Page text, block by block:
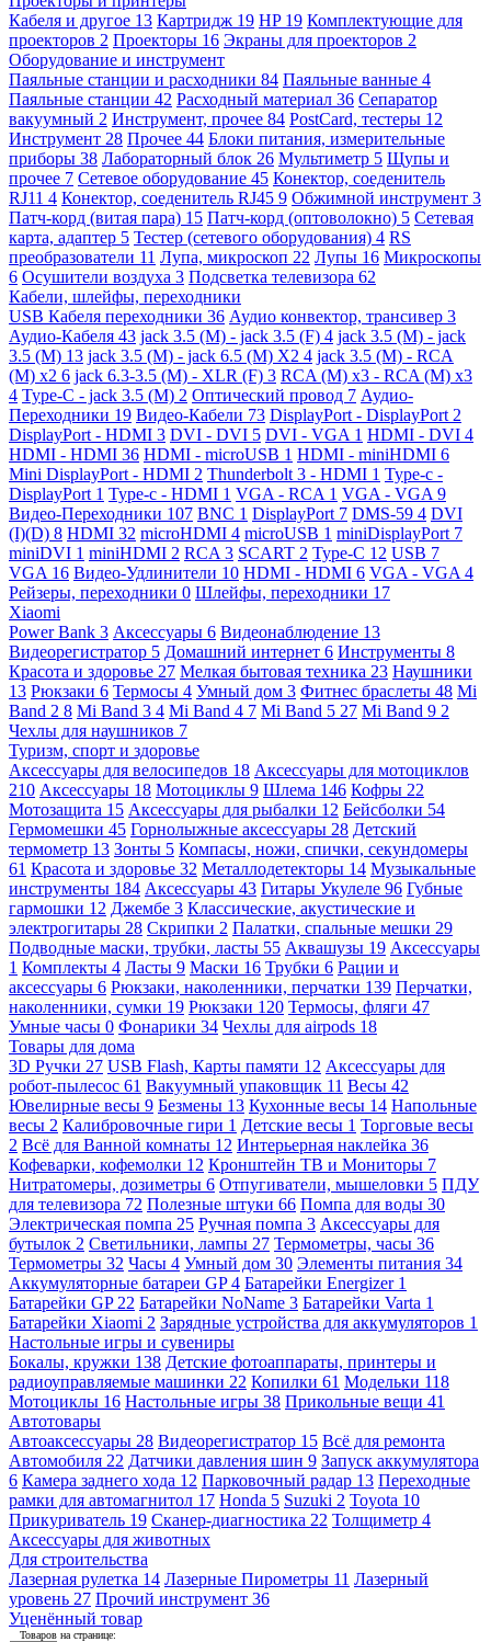
Кабеля и другое 13 Картридж 19 HP 19 Комплектующие для
проекторов 2 Проекторы 16 Экраны для проекторов 2
Оборудование и инструмент
Паяльные станции и расходники 84 Паяльные ванные 4
Паяльные станции 42 Расходный материал 36 Сепаратор
вакуумный 2 Инструмент, прочее 84 PostCard, тестеры 12
Инструмент 28 Прочее 44 Блоки питания, измерительные
приборы 38 Лабораторный блок 26 Мультиметр 5 Щупы и
прочее 7 Сетевое оборудование 45 Конектор, соеденитель
RJ11 4 Конектор, соеденитель RJ45 9 Обжимной инструмент 3
Патч-корд (витая пара) 15 Патч-корд (оптоволокно) 5 Сетевая
карта, адаптер 5 Тестер (сетевого оборудования) 4 RS
преобразователи 11 Лупа, микроскоп 22 Лупы 16 Микроскопы
6 Осушители воздуха 3 Подсветка телевизора 62
Кабели, шлейфы, переходники
USB Кабеля переходники 36 Аудио конвектор, трансивер 3
Аудио-Кабеля 43 jack 3.5 (M) - jack 3.5 (F) 4 jack 3.5 (M) - jack
3.5 (M) 13 jack 3.5 (M) - jack 6.5 (M) X2 4 jack 3.5 (M) - RCA
(M) x2 6 jack 6.3-3.5 (M) - XLR (F) 3 RCA (M) x3 - RCA (M) x3
4 Type-C - jack 3.5 (M) 2 Оптический провод 7 Аудио-
Переходники 19 Видео-Кабели 73 DisplayPort - DisplayPort 2
DisplayPort - HDMI 3 DVI - DVI 5 DVI - VGA 1 HDMI - DVI 4
HDMI - HDMI 36 HDMI - microUSB 1 HDMI - miniHDMI 6
Mini DisplayPort - HDMI 2 Thunderbolt 3 - HDMI 1 Type-c -
DisplayPort 1 Type-c - HDMI 1 VGA - RCA 1 VGA - VGA 9
Видео-Переходники 107 BNC 1 DisplayPort 7 DMS-59 4 DVI
(I)(D) 8 HDMI 32 microHDMI 4 microUSB 1 miniDisplayPort 7
miniDVI 1 miniHDMI 2 RCA 3 SCART 2 Type-C 12 USB 7
VGA 16 Видео-Удлинители 10 HDMI - HDMI 6 VGA - VGA 4
Рейзеры, переходники 0 Шлейфы, переходники 17
Xiaomi
Power Bank 3 Аксессуары 6 Видеонаблюдение 13
Видеорегистратор 5 Домашний интернет 6 Инструменты 8
Красота и здоровье 27 Мелкая бытовая техника 23 Наушники
13 Рюкзаки 6 Термосы 4 Умный дом 3 Фитнес браслеты 48 Mi
Band 2 8 Mi Band 3 4 Mi Band 4 7 Mi Band 5 27 Mi Band 9 2
Чехлы для наушников 7
Туризм, спорт и здоровье
Аксессуары для велосипедов 18 Аксессуары для мотоциклов
210 Аксессуары 18 Мотоциклы 9 Шлема 146 Кофры 22
Мотозащита 15 Аксессуары для рыбалки 12 Бейсболки 54
Гермомешки 45 Горнолыжные аксессуары 28 Детский
термометр 13 Зонты 5 Компасы, ножи, спички, секундомеры
61 Красота и здоровье 32 Металлодетекторы 14 Музыкальные
инструменты 184 Аксессуары 43 Гитары Укулеле 96 Губные
гармошки 12 Джембе 3 Классические, акустические и
электрогитары 28 Скрипки 2 Палатки, спальные мешки 29
Подводные маски, трубки, ласты 55 Аквашузы 19 Аксессуары
1 Комплекты 4 Ласты 9 Маски 16 Трубки 6 Рации и
аксессуары 6 Рюкзаки, наколенники, перчатки 139 Перчатки,
наколенники, сумки 19 Рюкзаки 120 Термосы, фляги 47
Умные часы 0 Фонарики 34 Чехлы для airpods 18
Товары для дома
3D Ручки 27 USB Flash, Карты памяти 12 Аксессуары для
робот-пылесос 61 Вакуумный упаковщик 11 Весы 42
Ювелирные весы 9 Безмены 13 Кухонные весы 14 Напольные
весы 2 Калибровочные гири 1 Детские весы 1 Торговые весы
2 Всё для Ванной комнаты 12 Интерьерная наклейка 36
Кофеварки, кофемолки 12 Кронштейн ТВ и Мониторы 7
Нитратомеры, дозиметры 6 Отпугиватели, мышеловки 5 ПДУ
для телевизора 72 Полезные штуки 66 Помпа для воды 30
Электрическая помпа 25 Ручная помпа 3 Аксессуары для
бутылок 2 Светильники, лампы 27 Термометры, часы 36
Термометры 32 Часы 4 Умный дом 30 Элементы питания 34
Аккумуляторные батареи GP4 Батарейки Energizer 1
Батарейки GP 22 Батарейки NoName 3 Батарейки Varta 1
Батарейки Xiaomi 2 Зарядные устройства для аккумуляторов 1
Настольные игры и сувениры
Бокалы, кружки 138 Детские фотоаппараты, принтеры и
радиоуправляемые машинки 22 Копилки 61 Модельки 118
Мотоциклы 16 Настольные игры 38 Прикольные вещи 41
Автотовары
Автоаксессуары 28 Видеорегистратор 15 Всё для ремонта
Автомобиля 22 Датчики давления шин 9 Запуск аккумулятора
6 Камера заднего хода 12 Парковочный радар 13 Переходные
рамки для автомагнитол 17 Honda 5 Suzuki 2 Toyota 10
Прикуриватель 19 Сканер-диагностика 22 Толщиметр 4
Аксессуары для животных
Для строительства
Лазерная рулетка 14 Лазерные Пирометры 11 Лазерный
уровень 27 Прочий инструмент 36
Уценённый товар
Товаров на странице: